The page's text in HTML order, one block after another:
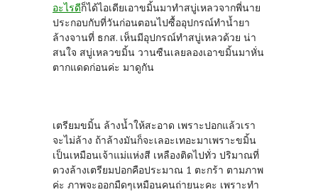
อะไรดีก็ได้ไอเดียเอาขมิ้นมาทำสบู่เหลวจากพี่นาย
ประกอบกับที่วันก่อนตอนไปซื้ออุปกรณ์ทำน้ำยา
ล้างจานที่ ธกส. เห็นมีอุปกรณ์ทำสบู่เหลวด้วย น่า
สนใจ สบู่เหลวขมิ้น วานซืนเลยลองเอาขมิ้นมาหั่น
ตากแดดก่อนค่ะ มาดูกัน
เตรียมขมิ้น ล้างน้ำให้สะอาด เพราะปอกแล้วเรา
จะไม่ล้าง ถ้าล้างมันก็จะเลอะเทอะมาเพราะขมิ้น
เป็นเหมือนเจ้าแม่แห่งสี เหลืองติดไปทั่ว ปริมาณที่
ดวงล้างเตรียมปอกคือประมาณ 1 ตะกร้า ตามภาพ
ค่ะ ภาพจะออกมืดๆเหมือนคนถ่ายนะคะ เพราะทำ